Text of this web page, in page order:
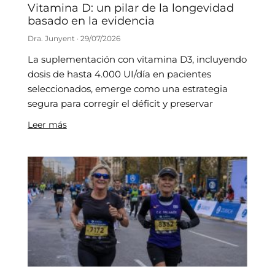
Vitamina D: un pilar de la longevidad
basado en la evidencia
Dra. Junyent 29/07/2026
La suplementación con vitamina D3, incluyendo
dosis de hasta 4.000 UI/día en pacientes
seleccionados, emerge como una estrategia
segura para corregir el déficit y preservar
Leer más